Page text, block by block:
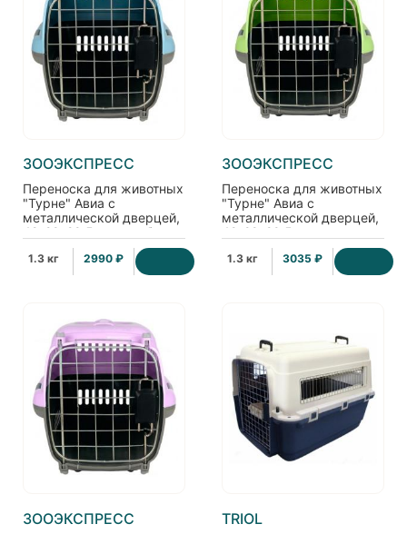
ЗООЭКСПРЕСС
Переноска для животных
"Турне" Авиа с
металлической дверцей,
42*29*29,5см, голубая
1.3 кг 2990 ₽
ЗООЭКСПРЕСС
Переноска для животных
"Турне" Авиа с
металлической дверцей,
42*29*29,5см, зеленая
1.3 кг 3035 ₽
ЗООЭКСПРЕСС TRIOL